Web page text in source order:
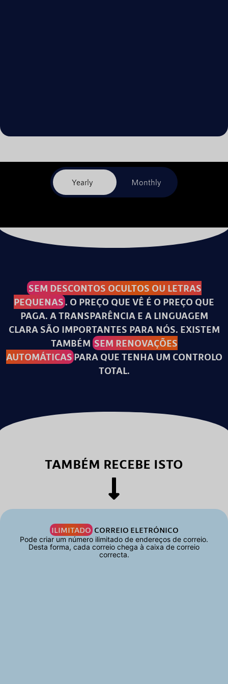
SEM DESCONTOS OCULTOS OU LETRAS
PEQUENAS . O PREÇO QUE VÊ É O PREÇO QUE
PAGA. A TRANSPARÊNCIA E A LINGUAGEM
CLARA SÃO IMPORTANTES PARA NÓS. EXISTEM
TAMBÉM SEM RENOVAÇÕES
AUTOMÁTICASPARA QUE TENHA UM CONTROLO
TOTAL.
TAMBÉM RECEBE ISTO
ILIMITADOCORREIO ELETRÓNICO
Pode criar um número ilimitado de endereços de correio.
Desta forma, cada correio chega à caixa de correio
correcta.